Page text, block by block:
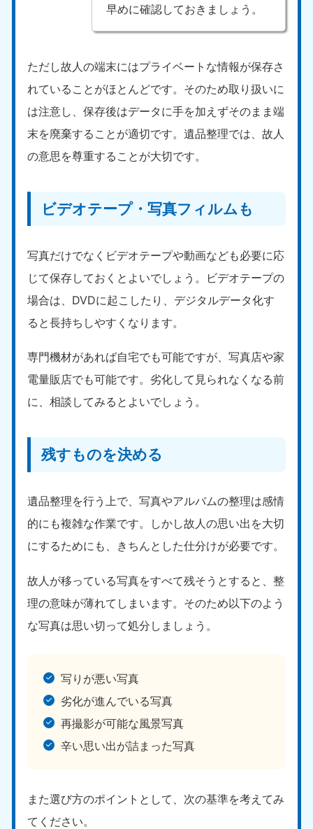
早めに確認しておきましょう。
ただし故人の端末にはプライベートな情報が保存さ
れていることがほとんどです。そのため取り扱いに
は注意し、保存後はデータに手を加えずそのまま端
末を廃棄することが適切です。遺品整理では、故人
の意思を尊重することが大切です。
ビデオテープ・写真フィルムも
写真だけでなくビデオテープや動画なども必要に応
じて保存しておくとよいでしょう。ビデオテープの
場合は、DVDに起こしたり、デジタルデータ化す
ると長持ちしやすくなります。
専門機材があれば自宅でも可能ですが、写真店や家
電量販店でも可能です。劣化して見られなくなる前
に、相談してみるとよいでしょう。
残すものを決める
遺品整理を行う上で、写真やアルバムの整理は感情
的にも複雑な作業です。しかし故人の思い出を大切
にするためにも、きちんとした仕分けが必要です。
故人が移っている写真をすべて残そうとすると、整
理の意味が薄れてしまいます。そのため以下のよう
な写真は思い切って処分しましょう。
写りが悪い写真
劣化が進んでいる写真
再撮影が可能な風景写真
辛い思い出が詰まった写真
また選び方のポイントとして、次の基準を考えてみ
てください。